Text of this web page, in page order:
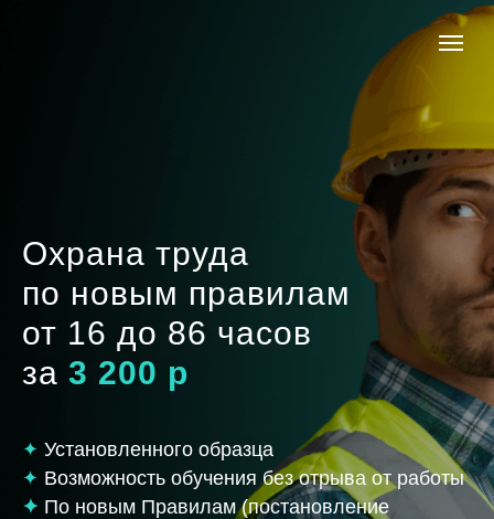
Охрана труда
по новым правилам
от 16 до 86 часов
за 3 200 р
✦ Установленного образца
✦ Возможность обучения без отрыва от работы
✦ По новым Правилам (постановление